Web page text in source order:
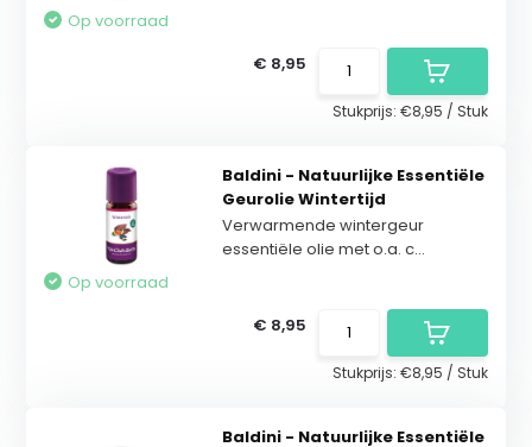
Op voorraad
€ 8,95
Stukprijs: €8,95 / Stuk
Baldini - Natuurlijke Essentiële
Geurolie Wintertijd
Verwarmende wintergeur
essentiële olie met o.a. c...
Op voorraad
€ 8,95
Stukprijs: €8,95 / Stuk
Baldini - Natuurlijke Essentiële